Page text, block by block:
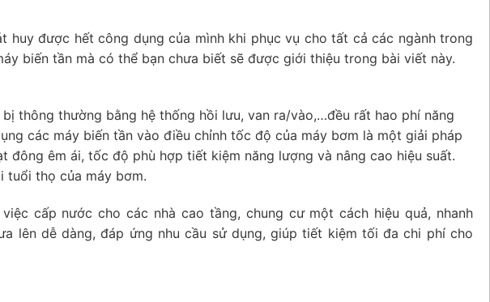
huy được hết công dụng của mình khi phục vụ cho tất cả các ngành trong
biến tần mà có thể bạn chưa biết sẽ được giới thiệu trong bài viết này.
thông thường bằng hệ thống hồi lưu, van ra/vào,…đều rất hao phí năng
các máy biến tần vào điều chỉnh tốc độ của máy bơm là một giải pháp
đông êm ái, tốc độ phù hợp tiết kiệm năng lượng và nâng cao hiệu suất.
tuổi thọ của máy bơm.
cấp nước cho các nhà cao tầng, chung cư một cách hiệu quả, nhanh
lên dễ dàng, đáp ứng nhu cầu sử dụng, giúp tiết kiệm tối đa chi phí cho